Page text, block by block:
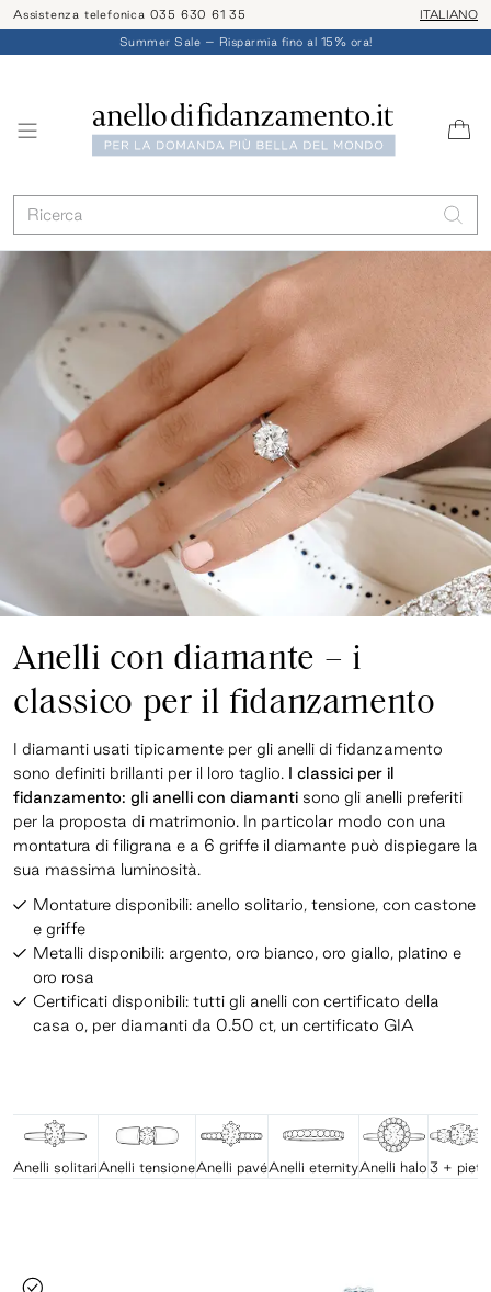
Assistenza telefonica 035 630 61 35 ITALIANO
Summer Sale – Risparmia fino al 15% ora!
Anelli con diamante – i
classico per il fidanzamento
I diamanti usati tipicamente per gli anelli di fidanzamento
sono definiti brillanti per il loro taglio.
I classici per il
fidanzamento: gli anelli con diamanti sono gli anelli preferiti
per la proposta di matrimonio. In particolar modo con una
montatura di filigrana e a 6 griffe il diamante può dispiegare la
sua massima luminosità.
Montature disponibili: anello solitario, tensione, con castone
e griffe
Metalli disponibili: argento, oro bianco, oro giallo, platino e
oro rosa
Certificati disponibili: tutti gli anelli con certificato della
casa o, per diamanti da 0.50 ct, un certificato GIA
Anelli solitariAnelli tensioneAnelli pavéAnelli eternityAnelli halo 3 +